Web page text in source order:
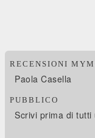
RECENSIONI
Paola Casella
PUBBLICO
Scrivi prima di